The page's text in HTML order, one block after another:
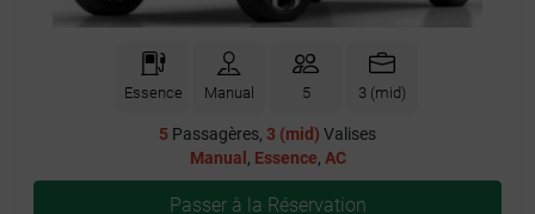
Essence Manual 5 3 (mid)
5 Passagères, 3 (mid) Valises
Manual , Essence, AC
Passer à la Réservation